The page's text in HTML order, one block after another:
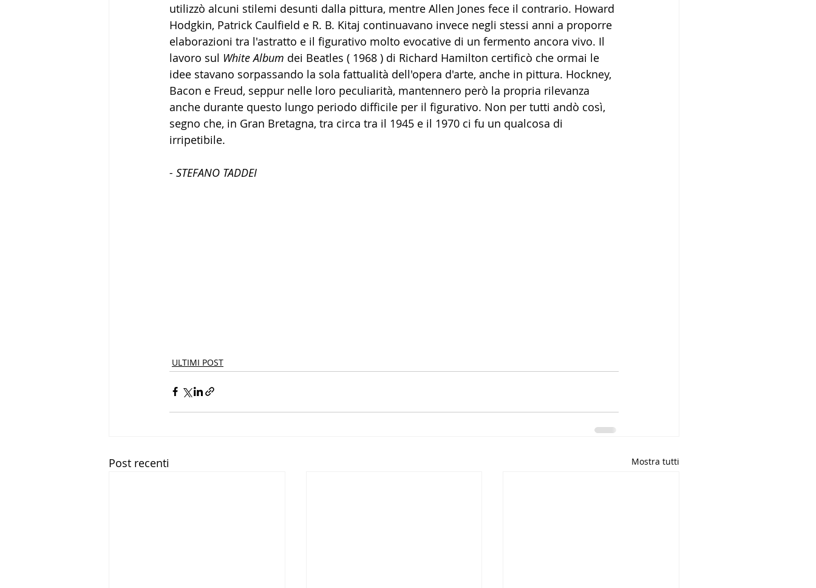
utilizzò alcuni stilemi desunti dalla pittura, mentre Allen Jones fece il contrario. Howard
Hodgkin, Patrick Caulfield e R. B. Kitaj continuavano invece negli stessi anni a proporre
elaborazioni tra l'astratto e il figurativo molto evocative di un fermento ancora vivo. Il
lavoro sul White Album dei Beatles ( 1968 ) di Richard Hamilton certificò che ormai le
idee stavano sorpassando la sola fattualità dell'opera d'arte, anche in pittura. Hockney,
Bacon e Freud, seppur nelle loro peculiarità, mantennero però la propria rilevanza
anche durante questo lungo periodo difficile per il figurativo. Non per tutti andò così,
segno che, in Gran Bretagna, tra circa tra il 1945 e il 1970 ci fu un qualcosa di
irripetibile.
- STEFANO TADDEI
ULTIMI POST
Post recenti Mostra tutti